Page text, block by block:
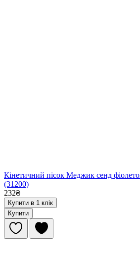
Кінетичний пісок Меджик сенд
(31200)
232₴
Купити в 1 клік
Купити